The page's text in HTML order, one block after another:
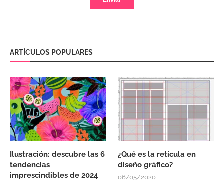
ARTÍCULOS POPULARES
Ilustración: descubre las 6
tendencias
imprescindibles de 2024
¿Qué es la retícula en
diseño gráfico?
06/05/2020